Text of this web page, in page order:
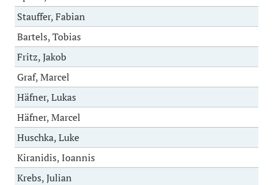
Stauffer, Fabian
Bartels, Tobias
Fritz, Jakob
Graf, Marcel
Häfner, Lukas
Häfner, Marcel
Huschka, Luke
Kiranidis, Ioannis
Krebs, Julian